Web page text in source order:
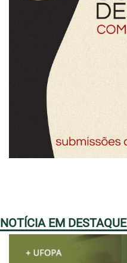
NOTÍCIA EM DESTAQUE